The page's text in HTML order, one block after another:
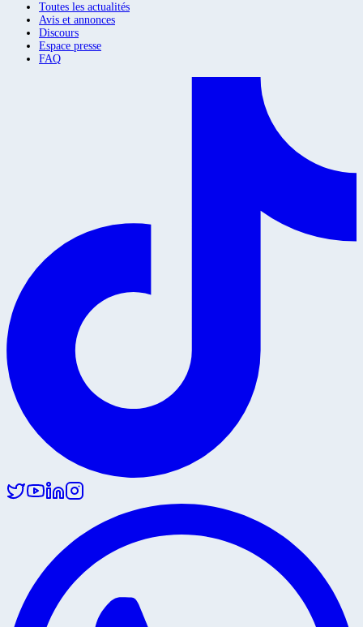
Toutes les actualités
Avis et annonces
Discours
Espace presse
FAQ